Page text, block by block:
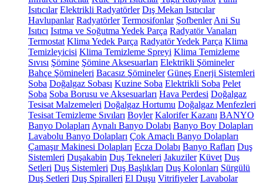
Isıtıcılar Elektrikli Radyatörler Dış Mekan Isıtıcılar
Havlupanlar Radyatörler Termosifonlar Şofbenler Ani Su
Isıtıcı Isıtma ve Soğutma Yedek Parça Radyatör Vanaları
Termostat Klima Yedek Parça Radyatör Yedek Parça Klima
Temizleyicisi Klima Temizleme Spreyi Klima Temizleme
Sıvısı Şömine Şömine Aksesuarları Elektrikli Şömineler
Bahçe Şömineleri Bacasız Şömineler Güneş Enerji Sistemleri
Soba Doğalgaz Sobası Kuzine Soba Elektrikli Soba Pelet
Soba Soba Borusu ve Aksesuarları Hava Perdesi Doğalgaz
Tesisat Malzemeleri Doğalgaz Hortumu Doğalgaz Menfezleri
Tesisat Temizleme Sıvıları Boyler Kalorifer Kazanı BANYO
Banyo Dolapları Aynalı Banyo Dolabı Banyo Boy Dolapları
Lavabolu Banyo Dolapları Çok Amaçlı Banyo Dolapları
Çamaşır Makinesi Dolapları Ecza Dolabı Banyo Rafları Duş
Sistemleri Duşakabin Duş Tekneleri Jakuziler Küvet Duş
Setleri Duş Sistemleri Duş Başlıkları Duş Kolonları Sürgülü
Duş Setleri Duş Spiralleri El Duşu Vitrifiyeler Lavabolar